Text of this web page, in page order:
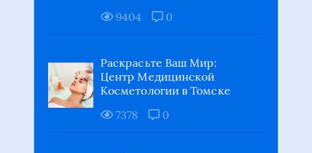
9404
0
Раскрасьте Ваш Мир:
Центр Медицинской
Косметологии в Томске
7378
0